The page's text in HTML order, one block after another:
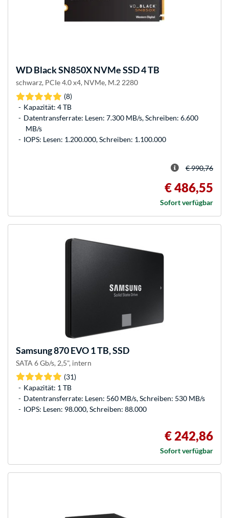
WDBlack SN850X NVMe SSD 4 TB
schwarz, PCIe 4.0 x4, NVMe, M.2 2280
(8)
Kapazität: 4 TB
Datentransferrate: Lesen: 7.300 MB/s, Schreiben: 6.600
MB/s
IOPS: Lesen: 1.200.000, Schreiben: 1.100.000
€ 990,76
€ 486,55
Sofort verfügbar
Samsung870 EVO 1 TB, SSD
SATA 6 Gb/s, 2,5", intern
(31)
Kapazität: 1 TB
Datentransferrate: Lesen: 560 MB/s, Schreiben: 530 MB/s
IOPS: Lesen: 98.000, Schreiben: 88.000
€ 242,86
Sofort verfügbar